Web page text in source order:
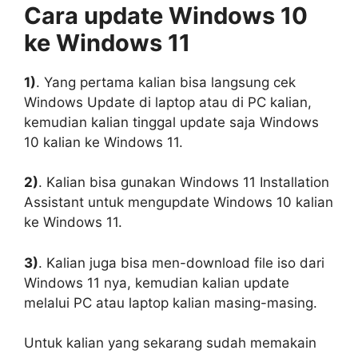
Cara update Windows 10
ke Windows 11
1). Yang pertama kalian bisa langsung cek
Windows Update di laptop atau di PC kalian,
kemudian kalian tinggal update saja Windows
10 kalian ke Windows 11.
2). Kalian bisa gunakan Windows 11 Installation
Assistant untuk mengupdate Windows 10 kalian
ke Windows 11.
3). Kalian juga bisa men-download file iso dari
Windows 11 nya, kemudian kalian update
melalui PC atau laptop kalian masing-masing.
Untuk kalian yang sekarang sudah memakain